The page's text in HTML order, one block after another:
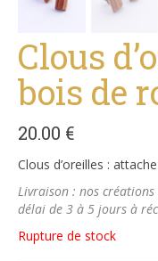
Clous
bois de
20.00 €
Clous d’oreilles :
Livraison : nos
délai de 3 à 5 jours à
Rupture de stock